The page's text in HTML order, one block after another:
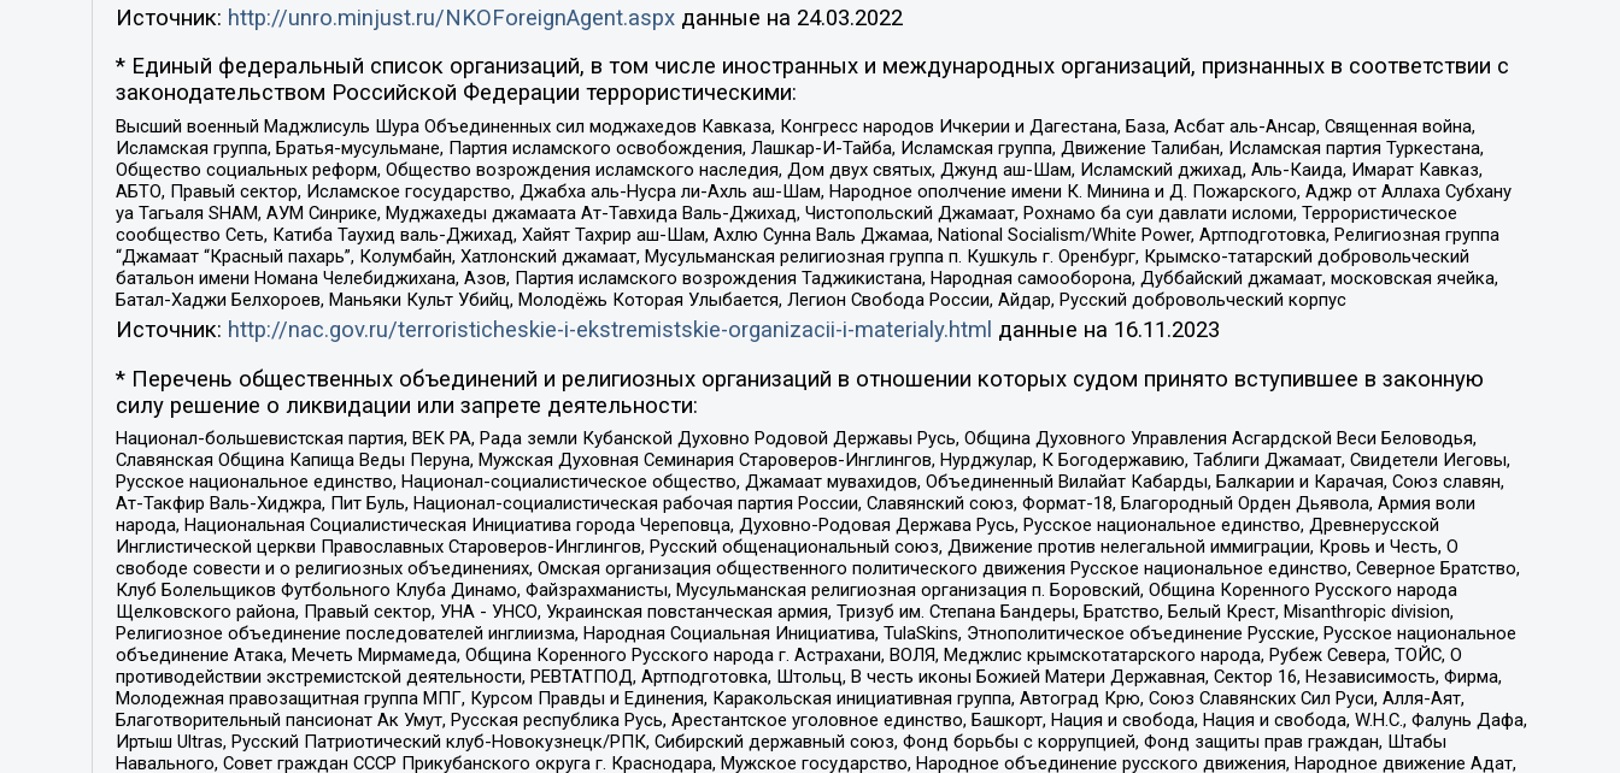
Источник: http://unro.minjust.ru/NKOForeignAgent.aspxданные на 24.03.2022
* Единый федеральный список организаций, в том числе иностранных и международных организаций, признанных в соответствии с
законодательством Российской Федерации террористическими:
Высший военный Маджлисуль Шура Объединенных сил моджахедов Кавказа, Конгресс народов Ичкерии и Дагестана, База, Асбат аль-Ансар, Священная война,
Исламская группа, Братья-мусульмане, Партия исламского освобождения, Лашкар-И-Тайба, Исламская группа, Движение Талибан, Исламская партия Туркестана,
Общество социальных реформ, Общество возрождения исламского наследия, Дом двух святых, Джунд аш-Шам, Исламский джихад, Аль-Каида, Имарат Кавказ,
АБТО, Правый сектор, Исламское государство, Джабха аль-Нусра ли-Ахль аш-Шам, Народное ополчение имени К. Минина и Д. Пожарского, Аджр от Аллаха Субхану
уа Тагьаля SHAM, АУМ Синрике, Муджахеды джамаата Ат-Тавхида Валь-Джихад, Чистопольский Джамаат, Рохнамо ба суи давлати исломи, Террористическое
сообщество Сеть, Катиба Таухид валь-Джихад, Хайят Тахрир аш-Шам, Ахлю Сунна Валь Джамаа, National Socialism/White Power, Артподготовка, Религиозная группа
“Джамаат “Красный пахарь”, Колумбайн, Хатлонский джамаат, Мусульманская религиозная группа п. Кушкуль г. Оренбург, Крымско-татарский добровольческий
батальон имени Номана Челебиджихана, Азов, Партия исламского возрождения Таджикистана, Народная самооборона, Дуббайский джамаат, московская ячейка,
Батал-Хаджи Белхороев, Маньяки Культ Убийц, Молодёжь Которая Улыбается, Легион Свобода России, Айдар, Русский добровольческий корпус
Источник: http://nac.gov.ru/terroristicheskie-i-ekstremistskie-organizacii-i-materialy.html данные на 16.11.2023
* Перечень общественных объединений и религиозных организаций в отношении которых судом принято вступившее в законную
силу решение о ликвидации или запрете деятельности:
Национал-большевистская партия, ВЕК РА, Рада земли Кубанской Духовно Родовой Державы Русь, Община Духовного Управления Асгардской Веси Беловодья,
Славянская Община Капища Веды Перуна, Мужская Духовная Семинария Староверов-Инглингов, Нурджулар, К Богодержавию, Таблиги Джамаат, Свидетели Иеговы,
Русское национальное единство, Национал-социалистическое общество, Джамаат мувахидов, Объединенный Вилайат Кабарды, Балкарии и Карачая, Союз славян,
Ат-Такфир Валь-Хиджра, Пит Буль, Национал-социалистическая рабочая партия России, Славянский союз, Формат-18, Благородный Орден Дьявола, Армия воли
народа, Национальная Социалистическая Инициатива города Череповца, Духовно-Родовая Держава Русь, Русское национальное единство, Древнерусской
Инглистической церкви Православных Староверов-Инглингов, Русский общенациональный союз, Движение против нелегальной иммиграции, Кровь и Честь, О
свободе совести и о религиозных объединениях, Омская организация общественного политического движения Русское национальное единство, Северное Братство,
Клуб Болельщиков Футбольного Клуба Динамо, Файзрахманисты, Мусульманская религиозная организация п. Боровский, Община Коренного Русского народа
Щелковского района, Правый сектор, УНА - УНСО, Украинская повстанческая армия, Тризуб им. Степана Бандеры, Братство, Белый Крест, Misanthropic division,
Религиозное объединение последователей инглиизма, Народная Социальная Инициатива, TulaSkins, Этнополитическое объединение Русские, Русское национальное
объединение Атака, Мечеть Мирмамеда, Община Коренного Русского народа г. Астрахани, ВОЛЯ, Меджлис крымскотатарского народа, Рубеж Севера, ТОЙС, О
противодействии экстремистской деятельности, РЕВТАТПОД, Артподготовка, Штольц, В честь иконы Божией Матери Державная, Сектор 16, Независимость, Фирма,
Молодежная правозащитная группа МПГ, Курсом Правды и Единения, Каракольская инициативная группа, Автоград Крю, Союз Славянских Сил Руси, Алля-Аят,
Благотворительный пансионат Ак Умут, Русская республика Русь, Арестантское уголовное единство, Башкорт, Нация и свобода, Нация и свобода, W.H.С., Фалунь Дафа,
Иртыш Ultras, Русский Патриотический клуб-Новокузнецк/РПК, Сибирский державный союз, Фонд борьбы с коррупцией, Фонд защиты прав граждан, Штабы
Навального, Совет граждан СССР Прикубанского округа г. Краснодара, Мужское государство, Народное объединение русского движения, Народное движение Адат,